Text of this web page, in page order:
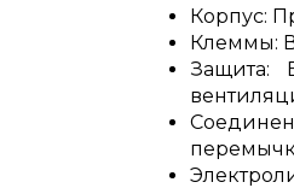
Корпус:
Клеммы:
Защита: